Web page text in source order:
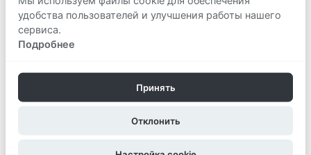
Я согласен наобработку персональных данных
Отправить
Оставить заявку
продать
Вид объекта:
Email:
удобства пользователей и улучшения работы нашего
сервиса.
Подробнее
Принять
Отклонить